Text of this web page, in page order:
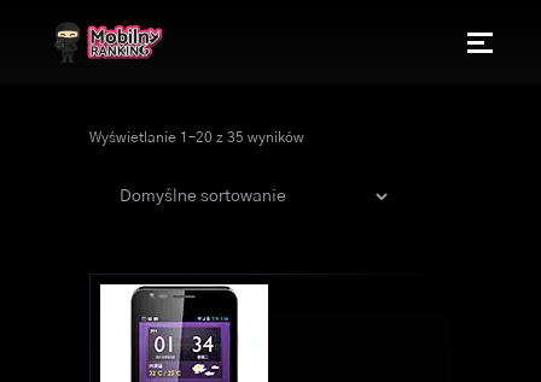
Wyświetlanie 1–20 z 35 wyników